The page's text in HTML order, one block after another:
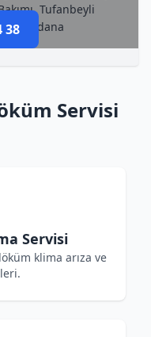
38
Tufanbeyli
Adana
Servisi
Servisi
klima arıza ve